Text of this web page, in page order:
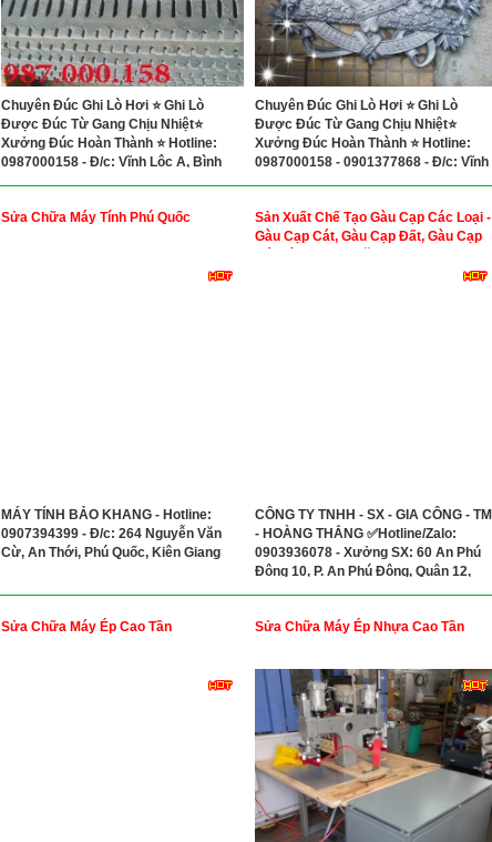
Chuyên Đúc Ghi Lò Hơi ⭐ Ghi Lò
Được Đúc Từ Gang Chịu Nhiệt⭐
Xưởng Đúc Hoàn Thành ⭐ Hotline:
0987000158 - Đ/c: Vĩnh Lộc A, Bình
Chuyên Đúc Ghi Lò Hơi ⭐ Ghi Lò
Được Đúc Từ Gang Chịu Nhiệt⭐
Xưởng Đúc Hoàn Thành ⭐ Hotline:
0987000158 - 0901377868 - Đ/c: Vĩnh
Sửa Chữa Máy Tính Phú Quốc
MÁY TÍNH BẢO KHANG - Hotline:
0907394399 - Đ/c: 264 Nguyễn Văn
Cừ, An Thới, Phú Quốc, Kiên Giang
Sản Xuất Chế Tạo Gàu Cạp Các Loại -
Gàu Cạp Cát, Gàu Cạp Đất, Gàu Cạp
CÔNG TY TNHH - SX - GIA CÔNG - TM
- HOÀNG THẮNG ✅Hotline/Zalo:
0903936078 - Xưởng SX: 60 An Phú
Đông 10, P. An Phú Đông, Quận 12,
Sửa Chữa Máy Ép Cao Tần Sửa Chữa Máy Ép Nhựa Cao Tần